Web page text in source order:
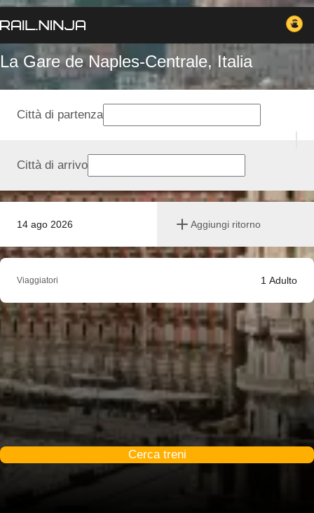
La Gare de Naples-Centrale, Italia
14 ago 2026 Aggiungi ritorno
Città di partenza
Città di arrivo
Viaggiatori 1 Adulto
Cerca treni